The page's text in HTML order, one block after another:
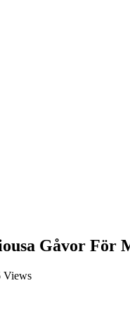
Gåvor För
Views